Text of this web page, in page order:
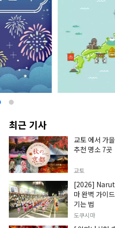
최근 기사
교토 에서 가
추천 명소 7곳
교토
[2026]
마 완벽 가이
기는 법
도쿠시마